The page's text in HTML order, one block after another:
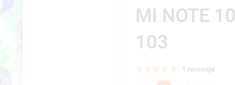
MI NOTE
103
1 recenzje